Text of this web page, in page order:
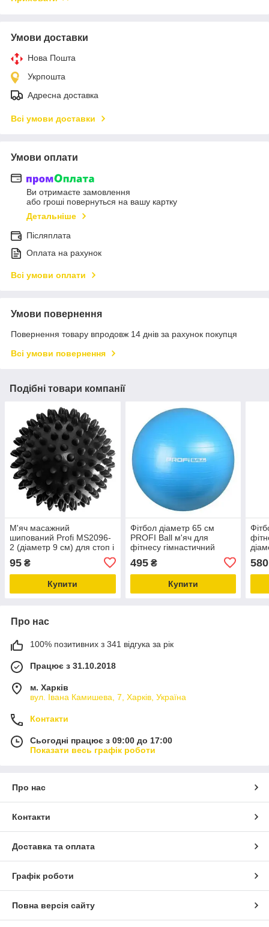
Умови доставки
Нова Пошта
Укрпошта
Адресна доставка
Всі умови доставки
Умови оплати
Ви отримаєте замовлення
або гроші повернуться на вашу картку
Детальніше
Післяплата
Оплата на рахунок
Всі умови оплати
Умови повернення
Повернення товару впродовж 14 днів за рахунок покупця
Всі умови повернення
Подібні товари компанії
М'яч масажний
шипований Profi MS2096-
2 (діаметр 9 см) для стоп і
тіла пластиковий твердий
95 ₴
Купити
Фітбол діаметр 65 см
PROFI Ball м'яч для
фітнесу гімнастичний
495₴
Купити
580
Про нас
100% позитивних з 341 відгука за рік
Працює з 31.10.2018
м. Харків
вул. Івана Камишева, 7, Харків, Україна
Контакти
Сьогодні працює з 09:00 до 17:00
Показати весь графік роботи
Про нас
Контакти
Доставка та оплата
Графік роботи
Повна версія сайту